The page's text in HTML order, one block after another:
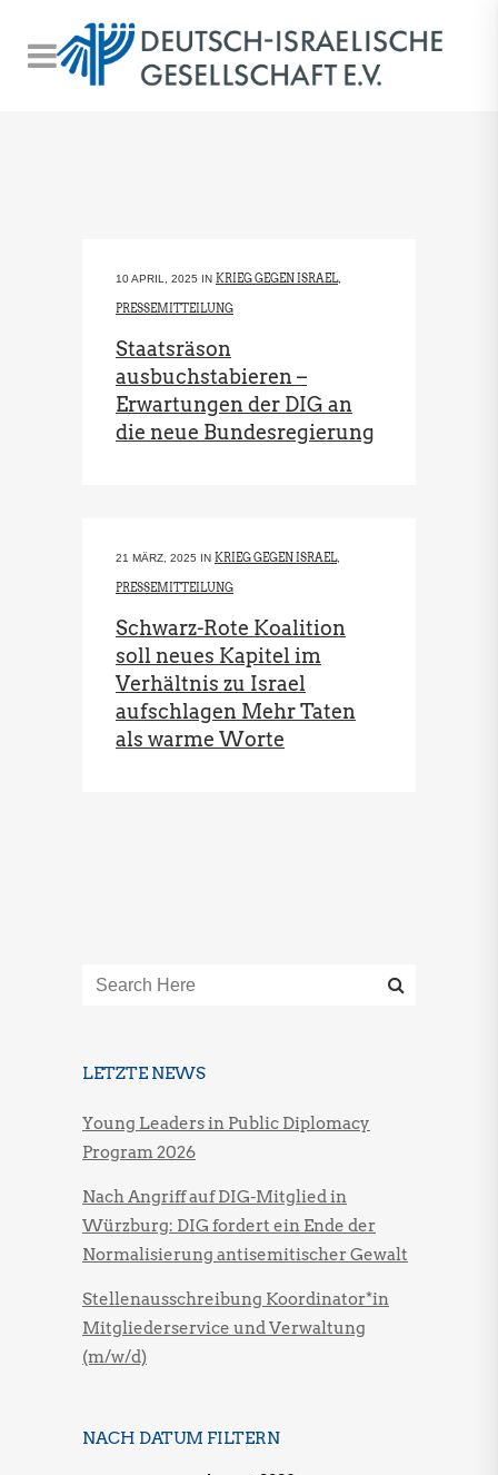
10 APRIL, 2025 IN KRIEG GEGEN ISRAEL,
PRESSEMITTEILUNG
Staatsräson
ausbuchstabieren –
Erwartungen der DIG an
die neue Bundesregierung
21 MÄRZ, 2025 IN KRIEG GEGEN ISRAEL,
PRESSEMITTEILUNG
Schwarz-Rote Koalition
soll neues Kapitel im
Verhältnis zu Israel
aufschlagen Mehr Taten
als warme Worte
LETZTE NEWS
Young Leaders in Public Diplomacy
Program 2026
Nach Angriff auf DIG-Mitglied in
Würzburg: DIG fordert ein Ende der
Normalisierung antisemitischer Gewalt
Stellenausschreibung Koordinator*in
Mitgliederservice und Verwaltung
(m/w/d)
NACH DATUM FILTERN